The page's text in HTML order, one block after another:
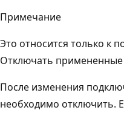
Примечание
Это относится только к
Отключать примененные
После изменения
необходимо отключить.